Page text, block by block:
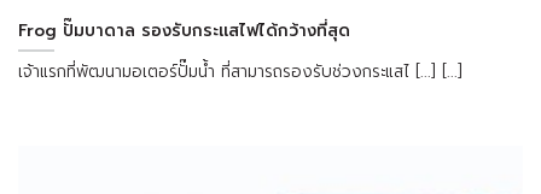
Frog ปั๊มบาดาล รองรับกระแสไฟได้กว้างที่สุด
เจ้าแรกที่พัฒนามอเตอร์ปั๊มน้ำ ที่สามารถรองรับช่วงกระแสไ [...] [...]